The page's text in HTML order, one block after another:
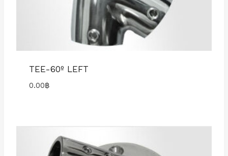
TEE-60º LEFT
0.00฿